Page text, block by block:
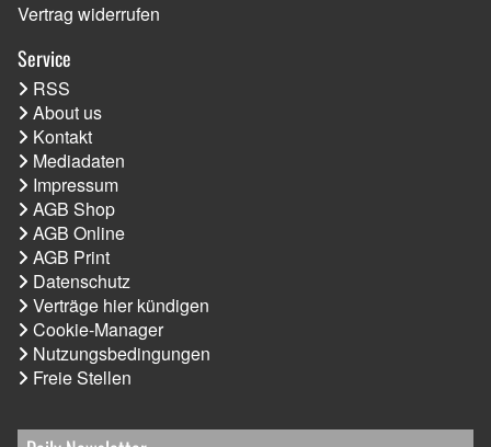
Vertrag widerrufen
Service
RSS
About us
Kontakt
Mediadaten
Impressum
AGB Shop
AGB Online
AGB Print
Datenschutz
Verträge hier kündigen
Cookie-Manager
Nutzungsbedingungen
Freie Stellen